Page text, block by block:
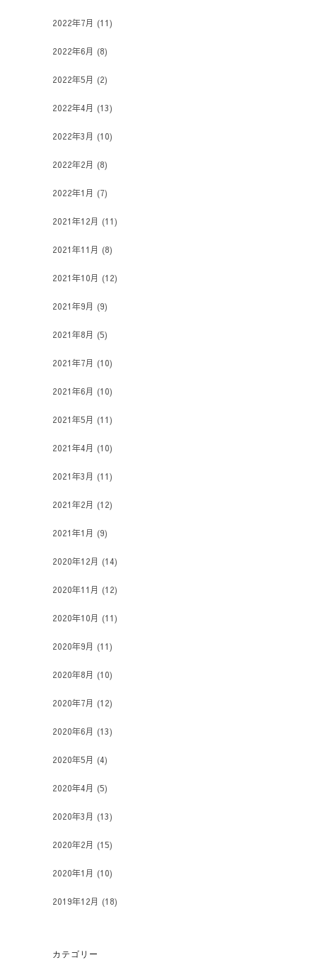
2022年7月 (11)
2022年6月 (8)
2022年5月 (2)
2022年4月 (13)
2022年3月 (10)
2022年2月 (8)
2022年1月 (7)
2021年12月 (11)
2021年11月 (8)
2021年10月 (12)
2021年9月 (9)
2021年8月 (5)
2021年7月 (10)
2021年6月 (10)
2021年5月 (11)
2021年4月 (10)
2021年3月 (11)
2021年2月 (12)
2021年1月 (9)
2020年12月 (14)
2020年11月 (12)
2020年10月 (11)
2020年9月 (11)
2020年8月 (10)
2020年7月 (12)
2020年6月 (13)
2020年5月 (4)
2020年4月 (5)
2020年3月 (13)
2020年2月 (15)
2020年1月 (10)
2019年12月 (18)
カテゴリー